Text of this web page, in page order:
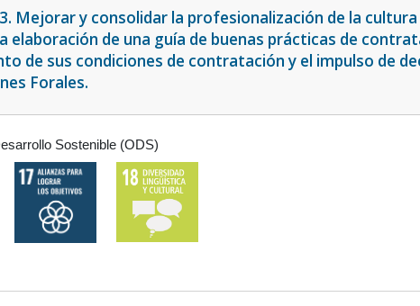
Mejorar y consolidar la profesionalización de la
elaboración de una guía de buenas prácticas de
de sus condiciones de contratación y el impulso de
Forales.
Sostenible (ODS)